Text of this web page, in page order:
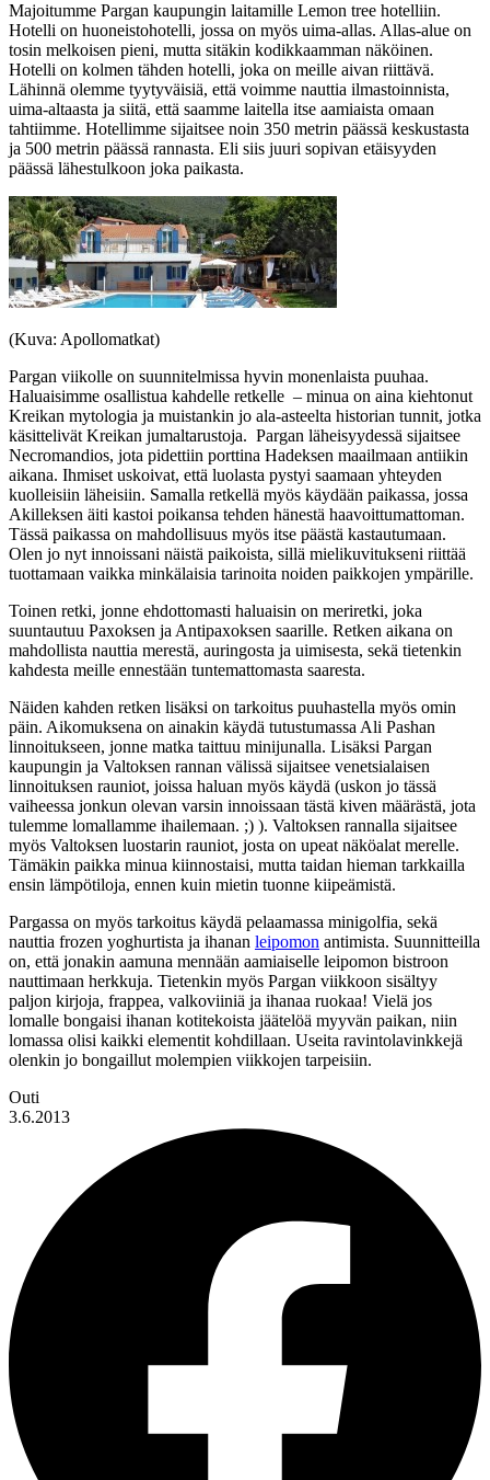
Majoitumme Pargan kaupungin laitamille Lemon tree hotelliin.
Hotelli on huoneistohotelli, jossa on myös uima-allas. Allas-alue on
tosin melkoisen pieni, mutta sitäkin kodikkaamman näköinen.
Hotelli on kolmen tähden hotelli, joka on meille aivan riittävä.
Lähinnä olemme tyytyväisiä, että voimme nauttia ilmastoinnista,
uima-altaasta ja siitä, että saamme laitella itse aamiaista omaan
tahtiimme. Hotellimme sijaitsee noin 350 metrin päässä keskustasta
ja 500 metrin päässä rannasta. Eli siis juuri sopivan etäisyyden
päässä lähestulkoon joka paikasta.
(Kuva: Apollomatkat)
Pargan viikolle on suunnitelmissa hyvin monenlaista puuhaa.
Haluaisimme osallistua kahdelle retkelle – minua on aina kiehtonut
Kreikan mytologia ja muistankin jo ala-asteelta historian tunnit, jotka
käsittelivät Kreikan jumaltarustoja. Pargan läheisyydessä sijaitsee
Necromandios, jota pidettiin porttina Hadeksen maailmaan antiikin
aikana. Ihmiset uskoivat, että luolasta pystyi saamaan yhteyden
kuolleisiin läheisiin. Samalla retkellä myös käydään paikassa, jossa
Akilleksen äiti kastoi poikansa tehden hänestä haavoittumattoman.
Tässä paikassa on mahdollisuus myös itse päästä kastautumaan.
Olen jo nyt innoissani näistä paikoista, sillä mielikuvitukseni riittää
tuottamaan vaikka minkälaisia tarinoita noiden paikkojen ympärille.
Toinen retki, jonne ehdottomasti haluaisin on meriretki, joka
suuntautuu Paxoksen ja Antipaxoksen saarille. Retken aikana on
mahdollista nauttia merestä, auringosta ja uimisesta, sekä tietenkin
kahdesta meille ennestään tuntemattomasta saaresta.
Näiden kahden retken lisäksi on tarkoitus puuhastella myös omin
päin. Aikomuksena on ainakin käydä tutustumassa Ali Pashan
linnoitukseen, jonne matka taittuu minijunalla. Lisäksi Pargan
kaupungin ja Valtoksen rannan välissä sijaitsee venetsialaisen
linnoituksen rauniot, joissa haluan myös käydä (uskon jo tässä
vaiheessa jonkun olevan varsin innoissaan tästä kiven määrästä, jota
tulemme lomallamme ihailemaan. ;) ). Valtoksen rannalla sijaitsee
myös Valtoksen luostarin rauniot, josta on upeat näköalat merelle.
Tämäkin paikka minua kiinnostaisi, mutta taidan hieman tarkkailla
ensin lämpötiloja, ennen kuin mietin tuonne kiipeämistä.
Pargassa on myös tarkoitus käydä pelaamassa minigolfia, sekä
nauttia frozen yoghurtista ja ihanan leipomon antimista. Suunnitteilla
on, että jonakin aamuna mennään aamiaiselle leipomon bistroon
nauttimaan herkkuja. Tietenkin myös Pargan viikkoon sisältyy
paljon kirjoja, frappea, valkoviiniä ja ihanaa ruokaa! Vielä jos
lomalle bongaisi ihanan kotitekoista jäätelöä myyvän paikan, niin
lomassa olisi kaikki elementit kohdillaan. Useita ravintolavinkkejä
olenkin jo bongaillut molempien viikkojen tarpeisiin.
Outi
3.6.2013